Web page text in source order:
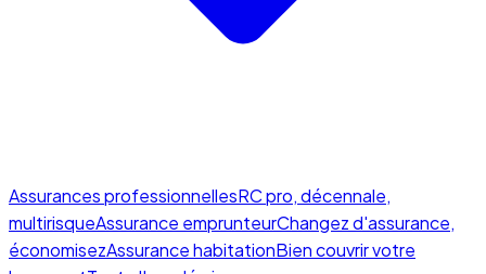
Assurances professionnellesRC pro, décennale,
multirisqueAssurance emprunteurChangez d'assurance,
économisezAssurance habitationBien couvrir votre